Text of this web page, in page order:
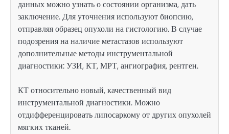
данных можно узнать о состоянии организма, дать
заключение. Для уточнения используют биопсию,
отправляя образец опухоли на гистологию. В случае
подозрения на наличие метастазов используют
дополнительные методы инструментальной
диагностики: УЗИ, КТ, МРТ, ангиография, рентген.
КТ относительно новый, качественный вид
инструментальной диагностики. Можно
отдифференцировать липосаркому от других опухолей
мягких тканей.